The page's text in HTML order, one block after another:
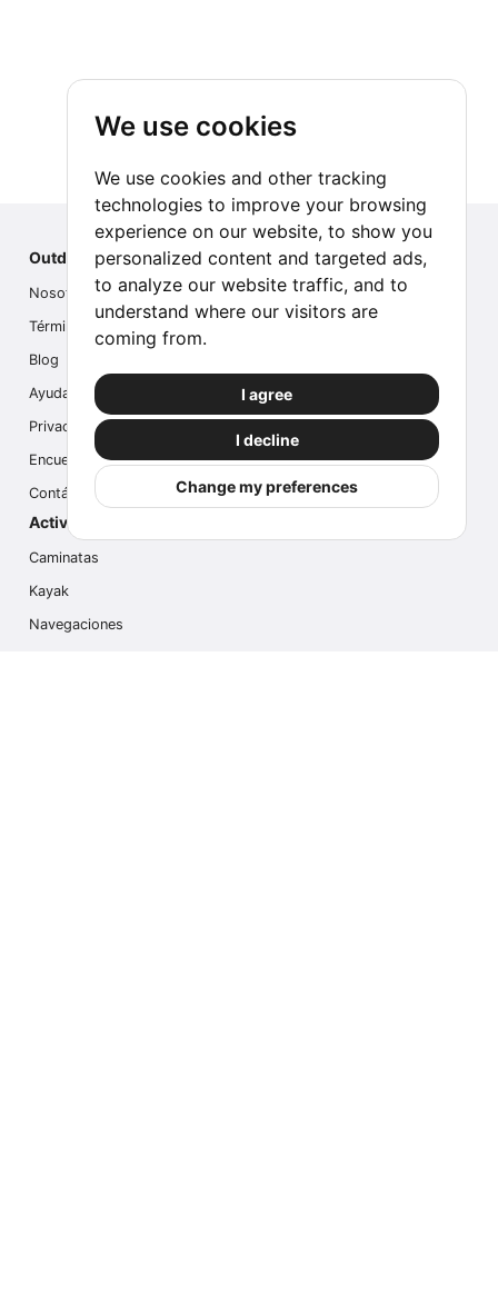
We use cookies
We use cookies and other tracking
technologies to improve your browsing
experience on our website, to show you
personalized content and targeted ads,
to analyze our website traffic, and to
understand where our visitors are
coming from.
I agree
I decline
Change my preferences
Outdoor Index
Nosotros
Términos
Blog
Ayuda
Privacidad
Encuesta
Contáctanos
Actividades populares
Caminatas
Kayak
Navegaciones